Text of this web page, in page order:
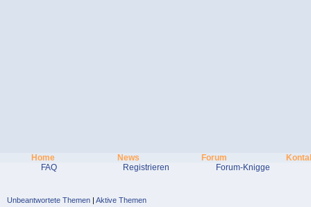
Home News Forum
FAQ
Registrieren Forum-Knigge
Unbeantwortete Themen | Aktive Themen